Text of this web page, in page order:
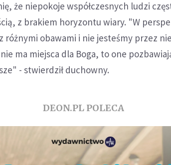
że niepokoje współczesnych ludzi
z brakiem horyzontu wiary. "W
różnymi obawami i nie jesteśmy przez
ma miejsca dla Boga, to one
- stwierdził duchowny.
DEON.PL POLECA